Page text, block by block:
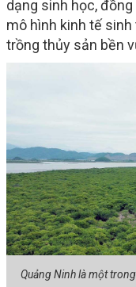
dạng sinh học,
mô hình kinh tế
trồng thủy sản bền
Quảng Ninh là một